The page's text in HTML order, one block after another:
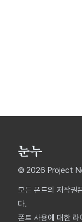
© 2026 Project
모든 폰트의 저작권
다.
폰트 사용에 대한 라